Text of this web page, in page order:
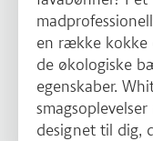
en række kokke
de økologiske
egenskaber.
designet til dig,